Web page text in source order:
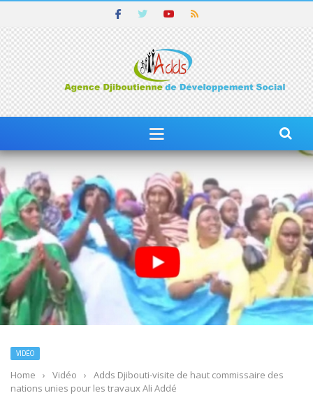
VIDÉO
Home › Vidéo ›
Adds Djibouti-visite de haut commissaire des
nations unies pour les travaux Ali Addé